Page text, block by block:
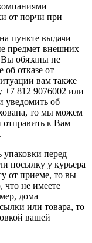
от порчи при
пункте выдачи
предмет внешних
обязаны не
об отказе от
вам также
+7 812 9076002 или
уведомить об
то мы можем
отправить к Вам
перед
посылку у курьера
от приеме, то вы
что не имеете
дома
или товара, то
вашей